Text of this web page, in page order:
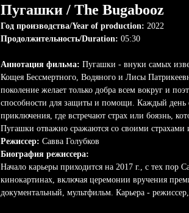
Пугашки / The Bugabooz
Год производства/Year of production: 2022
Продолжительность/Duration: 05:30
Аннотация фильма: Пугашки - внуки самых
Кощея Бессмертного, Водяного и Лисы
поколение желает только добра всем вокруг и
способности для защиты и помощи. Каждый день
приключения, где встречают страх или боязнь,
Пугашки отважно сражаются со своими
Режиссер: Савва Голубков
Биография режиссера:
Начало карьеры приходится на 2017 г., с тех пор
кинокартинах, включая церемонии вручения
документальный, мультфильм. Карьера -